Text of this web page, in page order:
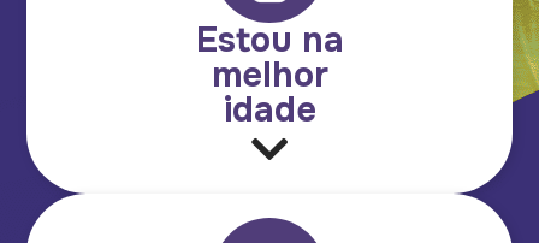
Estou na
melhor
idade